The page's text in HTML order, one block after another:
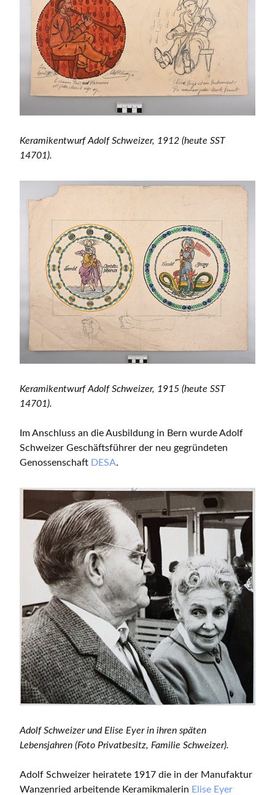
Keramikentwurf Adolf Schweizer, 1912 (heute SST
14701).
Keramikentwurf Adolf Schweizer, 1915 (heute SST
14701).
Im Anschluss an die Ausbildung in Bern wurde Adolf
Schweizer Geschäftsführer der neu gegründeten
Genossenschaft DESA.
Adolf Schweizer und Elise Eyer in ihren späten
Lebensjahren (Foto Privatbesitz, Familie Schweizer).
Adolf Schweizer heiratete 1917 die in der Manufaktur
Wanzenried arbeitende Keramikmalerin Elise Eyer